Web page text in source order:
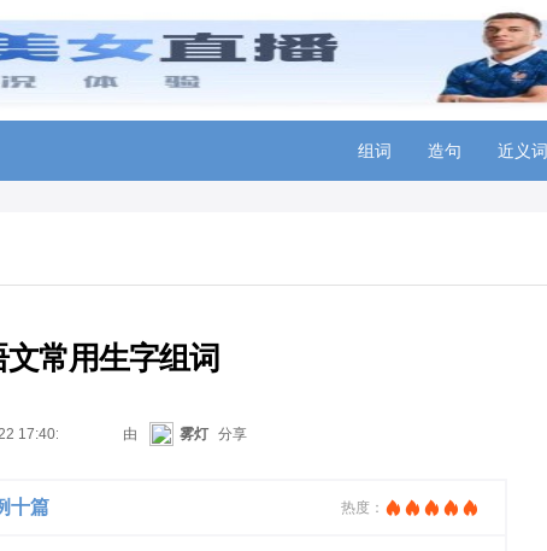
组词 造句 近义词
常用生字组词
17:40:36 由 雾灯 分享
十篇 热度：